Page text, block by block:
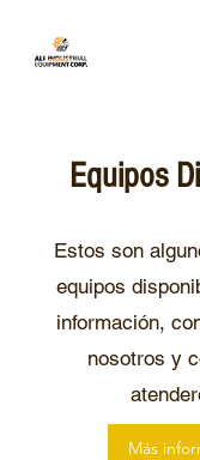
Equipos
Estos son
equipos
información,
nosotros y
Más